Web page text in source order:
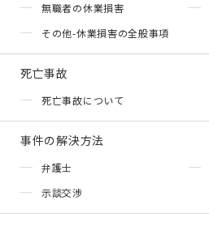
無職者の休業損害
その他-休業損害の全般事項
死亡事故
死亡事故について
事件の解決方法
弁護士
示談交渉